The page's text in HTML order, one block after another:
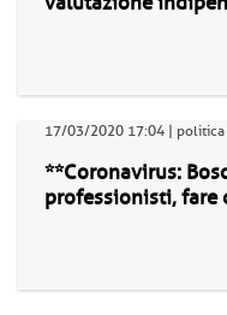
17/03/2020 17:04 | politica
**Coronavirus:
professionisti, fare